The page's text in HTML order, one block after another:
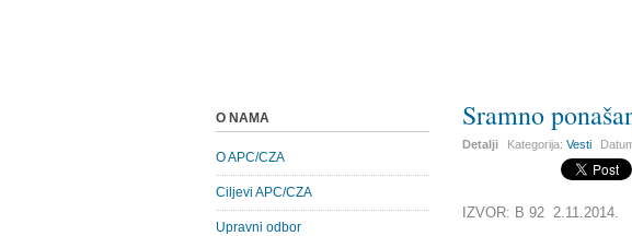
Sramno
Detalji Kategorija:Vesti
IZVOR: B 92 2.11.2014.
O NAMA
O APC/CZA
Ciljevi APC/CZA
Upravni odbor